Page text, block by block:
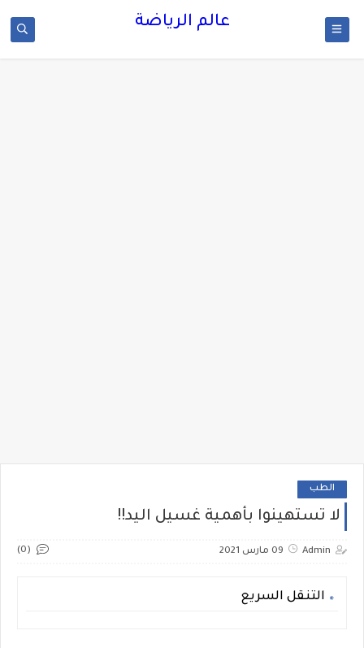
عالم الرياضة
الطب
لا تستهينوا بأهمية غسيل اليد!!
Admin 09 مارس 2021 (0)
التنقل السريع